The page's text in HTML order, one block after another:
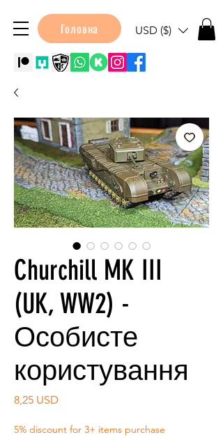
Головна USD ($)
Churchill MK III
(UK, WW2) -
Особисте
користування
8,25 USD
5% discount for 3+ items purchase